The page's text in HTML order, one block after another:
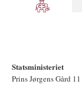
Statsministeriet
Prins Jørgens Gård 11